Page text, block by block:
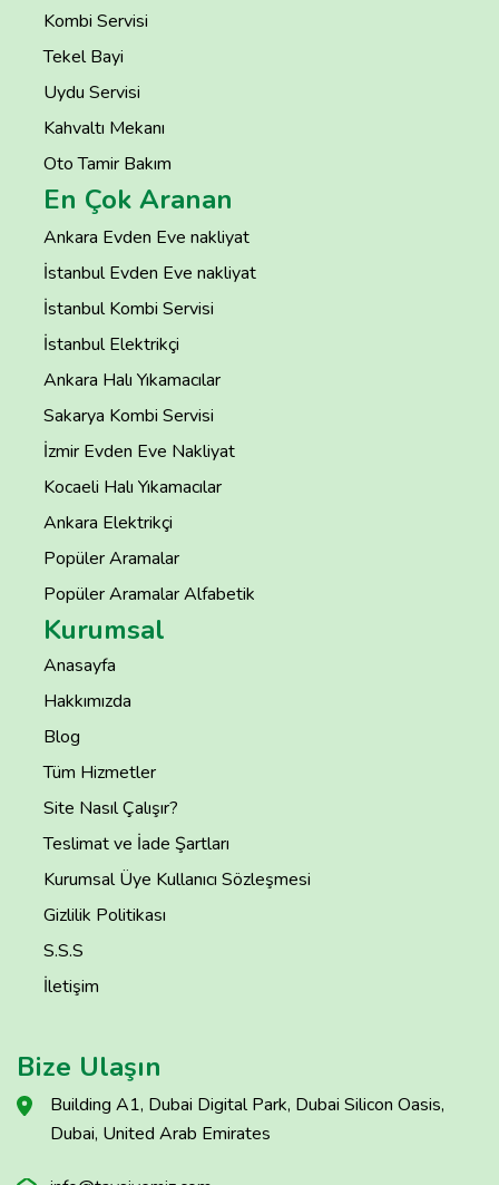
Kombi Servisi
Tekel Bayi
Uydu Servisi
Kahvaltı Mekanı
Oto Tamir Bakım
En Çok Aranan
Ankara Evden Eve nakliyat
İstanbul Evden Eve nakliyat
İstanbul Kombi Servisi
İstanbul Elektrikçi
Ankara Halı Yıkamacılar
Sakarya Kombi Servisi
İzmir Evden Eve Nakliyat
Kocaeli Halı Yıkamacılar
Ankara Elektrikçi
Popüler Aramalar
Popüler Aramalar Alfabetik
Kurumsal
Anasayfa
Hakkımızda
Blog
Tüm Hizmetler
Site Nasıl Çalışır?
Teslimat ve İade Şartları
Kurumsal Üye Kullanıcı Sözleşmesi
Gizlilik Politikası
S.S.S
İletişim
Bize Ulaşın
Building A1, Dubai Digital Park, Dubai Silicon Oasis,
Dubai, United Arab Emirates